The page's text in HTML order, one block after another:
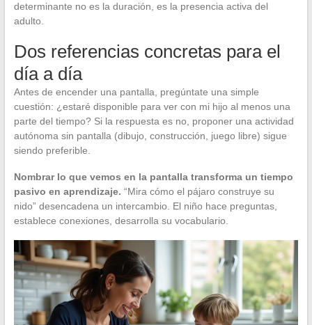
determinante no es la duración, es la presencia activa del
adulto.
Dos referencias concretas para el
día a día
Antes de encender una pantalla, pregúntate una simple
cuestión: ¿estaré disponible para ver con mi hijo al menos una
parte del tiempo? Si la respuesta es no, proponer una actividad
autónoma sin pantalla (dibujo, construcción, juego libre) sigue
siendo preferible.
Nombrar lo que vemos en la pantalla transforma un tiempo
pasivo en aprendizaje. “Mira cómo el pájaro construye su
nido” desencadena un intercambio. El niño hace preguntas,
establece conexiones, desarrolla su vocabulario.